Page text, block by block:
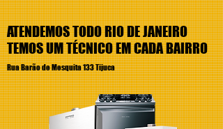
ATENDEMOS TODO RIO DE JANEIRO
TEMOS UM TÉCNICO EM CADA BAIRRO
Rua Barão de Mesquita 133 Tijuca